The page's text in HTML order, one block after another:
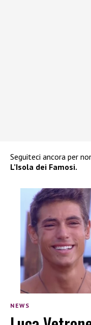
Seguiteci ancora per
L’Isola dei Famosi.
NEWS